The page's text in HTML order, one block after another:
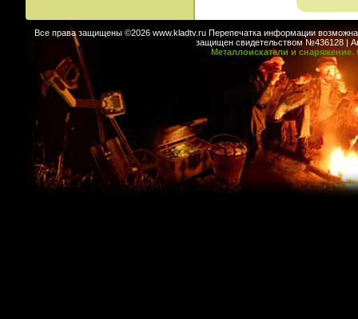
Все права защищены ©2026 www.kladtv.ru Перепечатка информации возможна
защищен свидетельством №436128 |
Металлоискатели и